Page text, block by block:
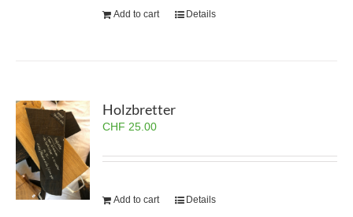
Add to cart Details
Holzbretter
CHF 25.00
Add to cart Details